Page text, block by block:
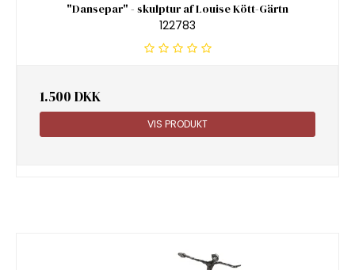
"Dansepar" - skulptur af Louise Kött-Gärtn
122783
1.500 DKK
VIS PRODUKT